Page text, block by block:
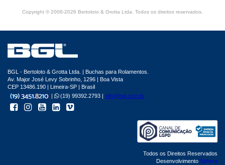
Copyright © 2006-2026 Bertoloto & Grotta Ltda. Todos os direitos reservados.
BGL - Bertoloto & Grotta Ltda. | Buchas para Rolamentos.
Av. Major José Levy Sobrinho, 1296 | Boa Vista
CEP 13486.190 | Limeira-SP | Brasil
|
(19) 99392.2793 | info@bgl.com.br
Todos os Direitos Reservados
Desenvolvimento Sphera